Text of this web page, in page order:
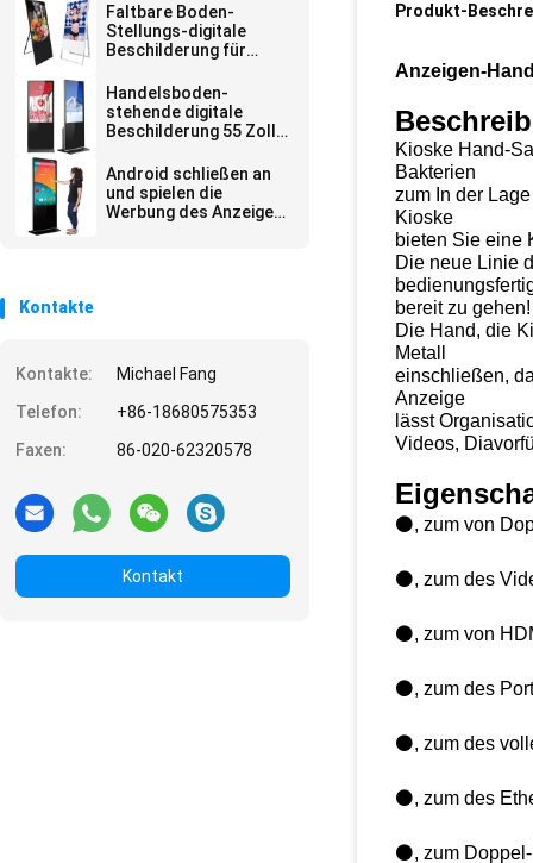
Faltbare Boden-
Stellungs-digitale
Beschilderung für
Einzelhandelsgeschäft
Handelsboden-
stehende digitale
Beschilderung 55 Zoll
Android schließen an
und spielen die
Werbung des Anzeigen-
Kontakte
Kontakte:
Michael Fang
Telefon:
+86-18680575353
Faxen:
86-020-62320578
Kontakt
Produkt-
Anzeigen-
Kioske Hand-
Bakterien
zum In der
Kioske
bieten Sie eine
Die neue Linie
bereit zu gehen!
Die Hand, die
Metall
einschließen,
Anzeige
lässt
Videos,
⚫, zum von
⚫, zum des
⚫, zum von
⚫, zum des
⚫, zum des
⚫, zum des
⚫, zum